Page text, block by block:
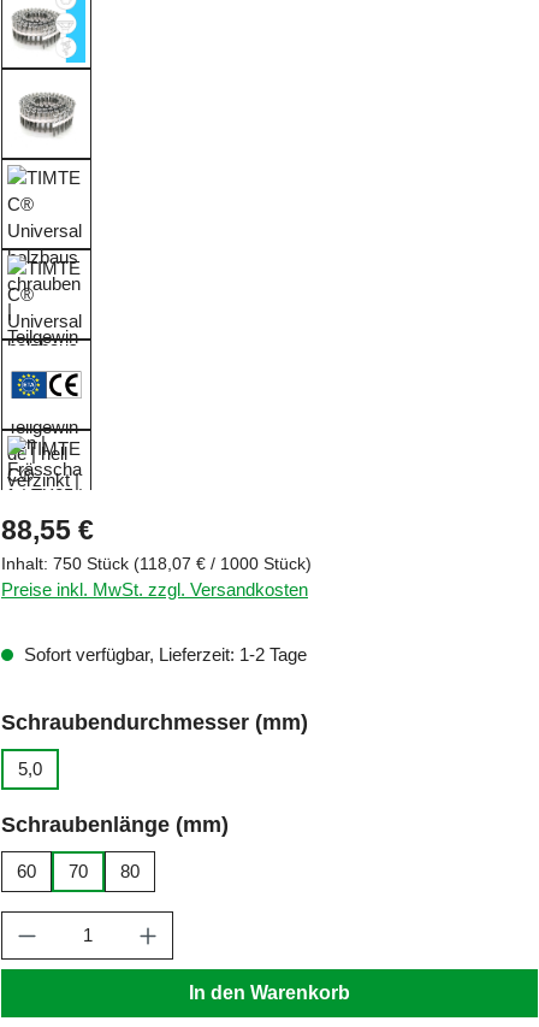
Regulärer Preis:
88,55 €
Inhalt: 750 Stück (118,07 € / 1000 Stück)
Preise inkl. MwSt. zzgl. Versandkosten
Sofort verfügbar, Lieferzeit: 1-2 Tage
Schraubendurchmesser (mm)
5,0
Schraubenlänge (mm)
60 70 80
Produkt Anzahl: Gib den gewünschten Wert
In den Warenkorb